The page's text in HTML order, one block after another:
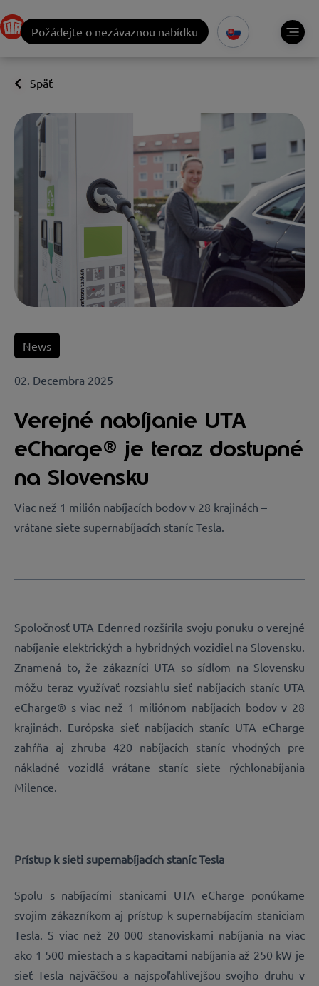
Požádejte o nezávaznou nabídku
Späť
News
02. Decembra 2025
Verejné nabíjanie UTA
eCharge® je teraz dostupné
na Slovensku
Viac než 1 milión nabíjacích bodov v 28 krajinách –
vrátane siete supernabíjacích staníc Tesla.
Spoločnosť UTA Edenred rozšírila svoju ponuku o verejné
nabíjanie elektrických a hybridných vozidiel na Slovensku.
Znamená to, že zákazníci UTA so sídlom na Slovensku
môžu teraz využívať rozsiahlu sieť nabíjacích staníc UTA
eCharge® s viac než 1 miliónom nabíjacích bodov v 28
krajinách. Európska sieť nabíjacích staníc UTA eCharge
zahŕňa aj zhruba 420 nabíjacích staníc vhodných pre
nákladné vozidlá vrátane staníc siete rýchlonabíjania
Milence.
Prístup k sieti supernabíjacích staníc Tesla
Spolu s nabíjacími stanicami UTA eCharge ponúkame
svojim zákazníkom aj prístup k supernabíjacím staniciam
Tesla. S viac než 20 000 stanoviskami nabíjania na viac
ako 1 500 miestach a s kapacitami nabíjania až 250 kW je
sieť Tesla najväčšou a najspoľahlivejšou svojho druhu v